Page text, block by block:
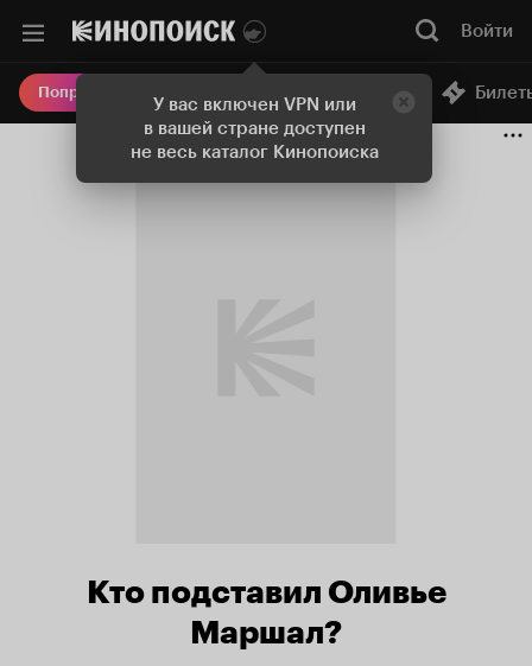
У вас включен VPN или
в вашей стране доступен
не весь каталог Кинопоиска
Войти
Попробовать Плюс Онлайн-кинотеатр
Кто подставил Оливье
Маршал?